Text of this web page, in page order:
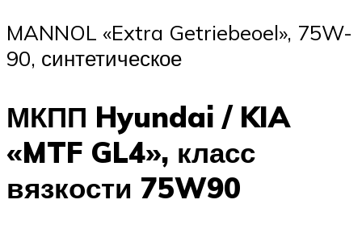
MANNOL «Extra Getriebeoel», 75W-
90, синтетическое
МКПП Hyundai / KIA
«MTF GL4», класс
вязкости 75W90